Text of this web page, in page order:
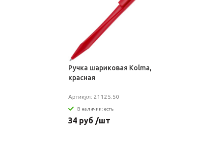
Ручка шариковая Kolma,
красная
Артикул: 21125.50
В наличии: есть
34 руб /шт